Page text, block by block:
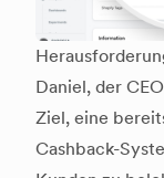
Daniel, der
Ziel, eine
Cashback-